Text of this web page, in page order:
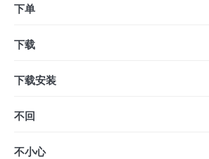
下单
下载
下载安装
不回
不小心